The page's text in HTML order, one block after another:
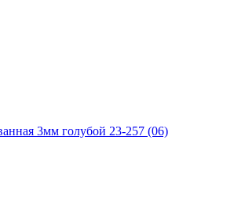
3мм голубой 23-257 (06)